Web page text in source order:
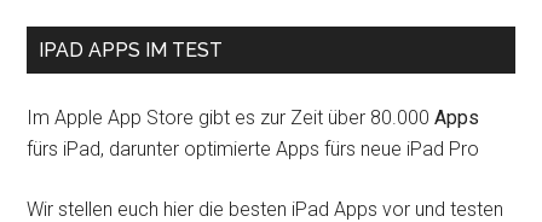
IPAD APPS IM TEST
Im Apple App Store gibt es zur Zeit über 80.000Apps
fürs iPad, darunter optimierte Apps fürs neue iPad Pro
Wir stellen euch hier die besten iPad Apps vor und testen